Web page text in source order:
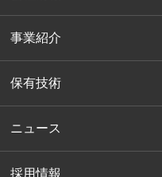
事業紹介
保有技術
ニュース
採用情報